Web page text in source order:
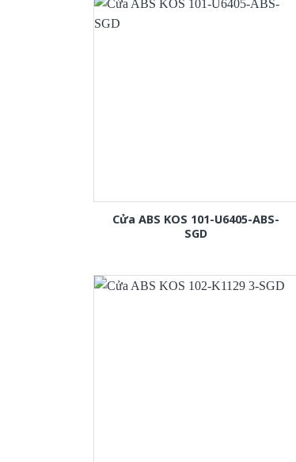
Cửa ABS KOS 101-U6405-ABS-
SGD